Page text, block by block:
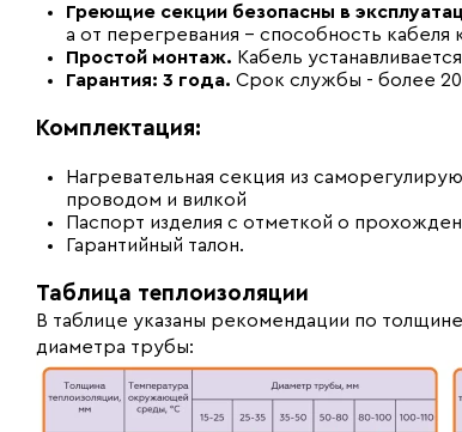
Греющие секции безопасны в
а от перегревания – способность кабеля
Простой монтаж. Кабель
Гарантия: 3 года. Срок службы - более 20
Комплектация:
Нагревательная секция из
проводом и вилкой
Паспорт изделия с отметкой о
Гарантийный талон.
Таблица теплоизоляции
В таблице указаны рекомендации по
диаметра трубы: